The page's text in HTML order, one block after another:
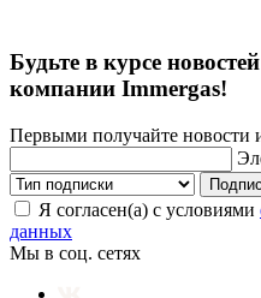
Будьте в курсе новостей
компании Immergas!
Первыми получайте новости
Я согласен(а) с условиями
данных
Мы в соц. сетях